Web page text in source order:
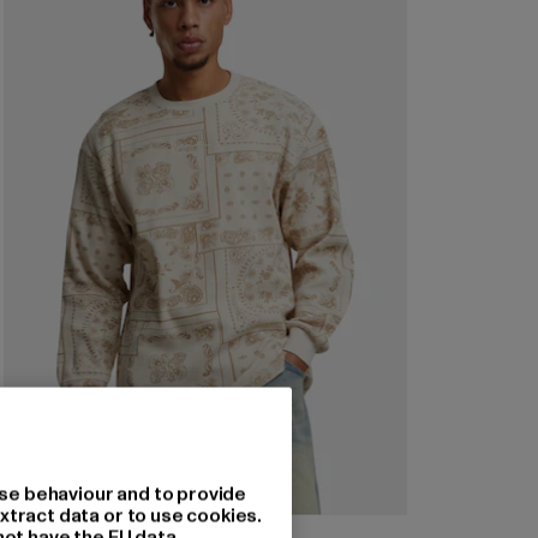
behaviour and to provide
data or to use cookies.